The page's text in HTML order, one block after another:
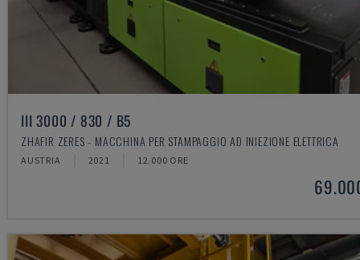
III 3000 / 830 / B5
ZHAFIR ZERES - MACCHINA PER STAMPAGGIO AD INIEZIONE ELETTRICA
AUSTRIA 2021 12.000 ORE